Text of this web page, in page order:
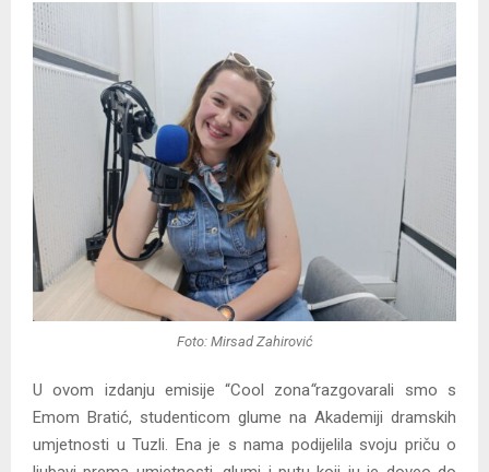
Foto: Mirsad Zahirović
U ovom izdanju emisije “Cool zona“razgovarali smo s
Emom Bratić, studenticom glume na Akademiji dramskih
umjetnosti u Tuzli. Ena je s nama podijelila svoju priču o